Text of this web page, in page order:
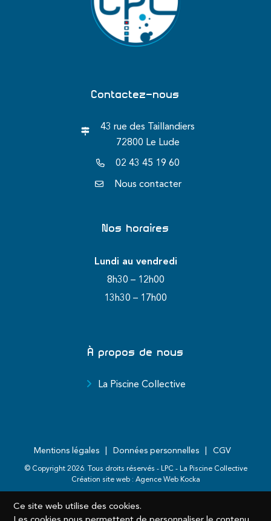
Contactez-nous
43 rue des Taillandiers
72800 Le Lude
02 43 45 19 60
Nous contacter
Nos horaires
Lundi au vendredi
8h30 – 12h00
13h30 – 17h00
À propos de nous
La Piscine Collective
Mentions légales Données personnelles CGV
© Copyright 2026. Tous droits réservés - LPC - La Piscine Collective
Création site web : Agence Web Kocka
Ce site web utilise des cookies.